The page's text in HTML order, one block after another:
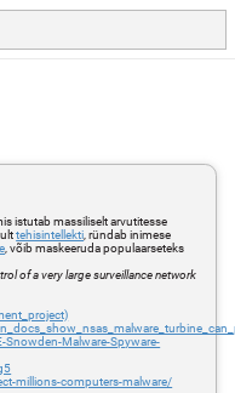
istutab massiliselt arvutitesse
tehisintellekti , ründab inimese
, võib maskeeruda populaarseteks
of a very large surveillance network
Malware-Spyware-
millions-computers-malware/